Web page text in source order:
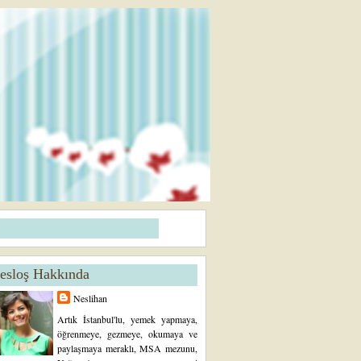
Hakkında
Neslihan
Artık İstanbul'lu, yemek yapmaya,
öğrenmeye, gezmeye, okumaya ve
paylaşmaya meraklı, MSA mezunu,